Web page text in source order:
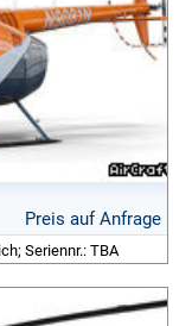
Preis auf Anfrage
Seriennr.: TBA